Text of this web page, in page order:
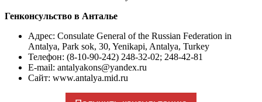
Генконсульство в Анталье
Адрес: Consulate General of the Russian Federation in
Antalya, Park sok, 30, Yenikapi, Antalya, Turkey
Телефон: (8-10-90-242) 248-32-02; 248-42-81
E-mail: antalyakons@yandex.ru
Сайт: www.antalya.mid.ru